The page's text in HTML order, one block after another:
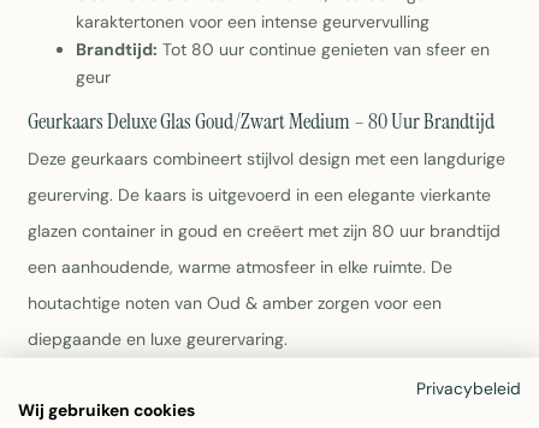
karaktertonen voor een intense geurvervulling
Brandtijd: Tot 80 uur continue genieten van sfeer en
geur
Geurkaars Deluxe Glas Goud/Zwart Medium – 80 Uur Brandtijd
Deze geurkaars combineert stijlvol design met een langdurige
geurerving. De kaars is uitgevoerd in een elegante vierkante
glazen container in goud en creëert met zijn 80 uur brandtijd
een aanhoudende, warme atmosfeer in elke ruimte. De
houtachtige noten van Oud & amber zorgen voor een
diepgaande en luxe geurervaring.
Design:
Vierkante glazen container in goud met
Privacybeleid
Wij gebruiken cookies